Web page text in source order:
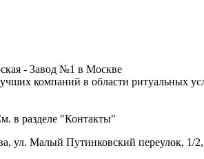
- Завод №1 в Москве
компаний в области ритуальных
в разделе "Контакты"
ул. Малый Путинковский переулок, 1/